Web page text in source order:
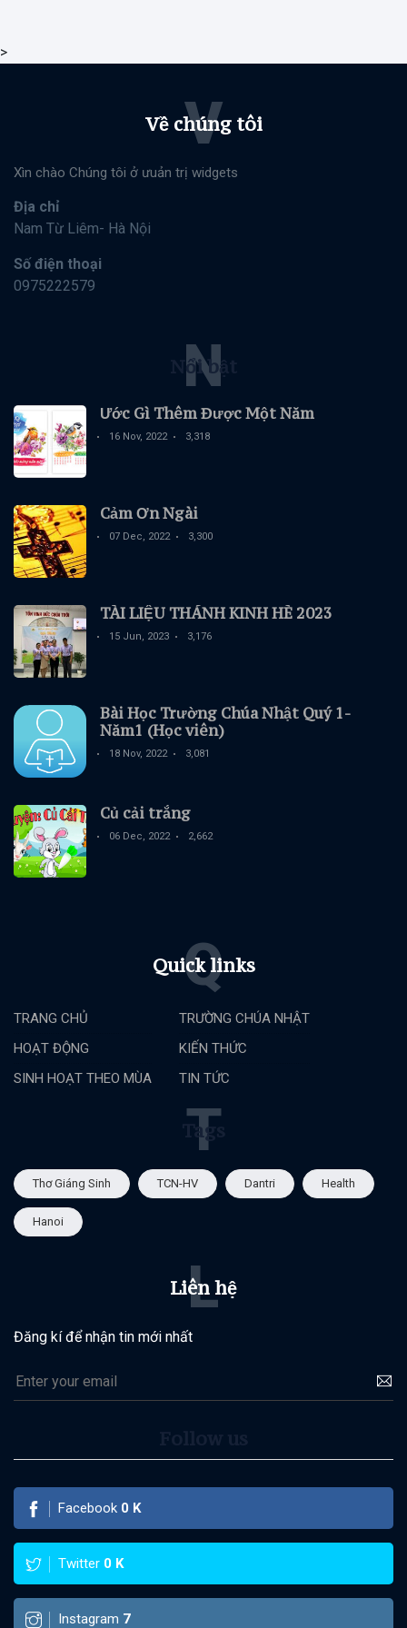
Fashion
Travel
>
Về chúng tôi
V
Xìn chào Chúng tôi ở ưuản trị widgets
Địa chỉ
Nam Từ Liêm- Hà Nội
Số điện thoại
0975222579
Nổi bật
N
Ước Gì Thêm Được Một Năm
16 Nov, 2022 3,318
Cảm Ơn Ngài
07 Dec, 2022 3,300
TÀI LIỆU THÁNH KINH HÈ 2023
15 Jun, 2023 3,176
Bài Học Trường Chúa Nhật Quý 1-
Năm1 (Học viên)
18 Nov, 2022 3,081
Củ cải trắng
06 Dec, 2022 2,662
Quick links
Q
TRANG CHỦ
HOẠT ĐỘNG
SINH HOẠT THEO MÙA
TRƯỜNG CHÚA NHẬT
KIẾN THỨC
TIN TỨC
Tags
T
Thơ Giáng Sinh TCN-HV Dantri Health
Hanoi
Liên hệ
L
Đăng kí để nhận tin mới nhất
Facebook 0 K
Twitter 0 K
Instagram 7